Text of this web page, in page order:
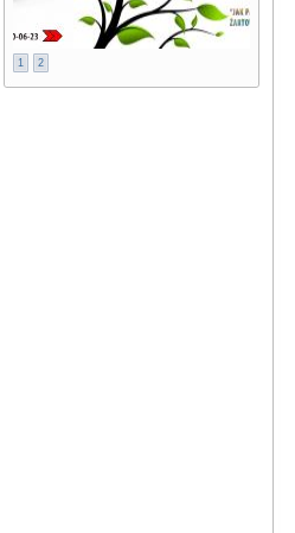
1 2